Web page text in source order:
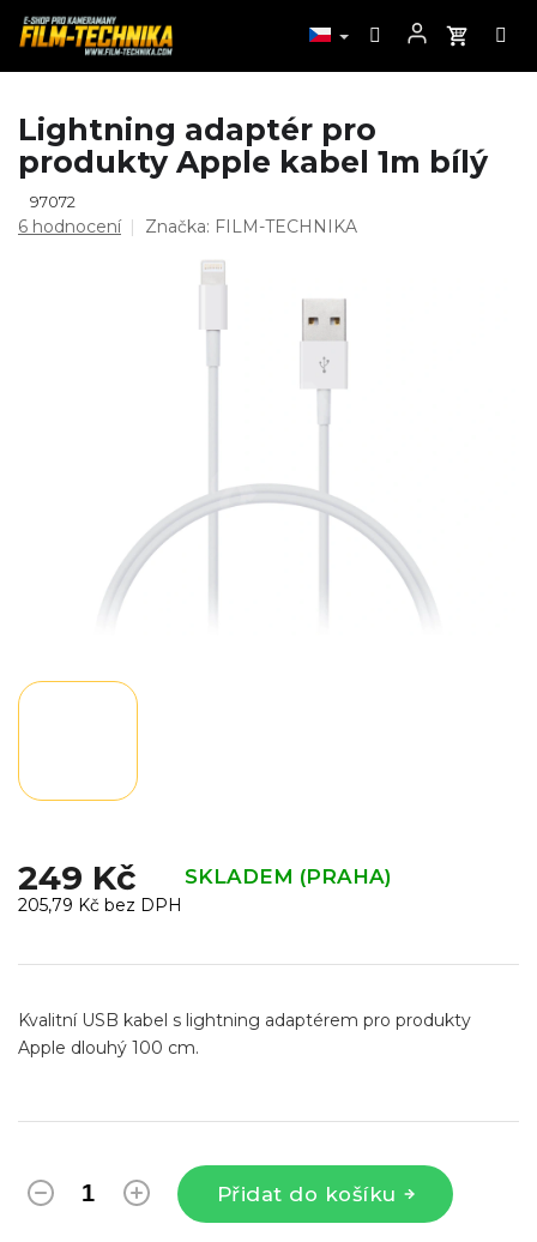
Přejít
obsah
Lightning adaptér pro
produkty Apple kabel 1m bílý
97072
Průměrné
6 hodnocení Značka: FILM-TECHNIKA
249 Kč SKLADEM (PRAHA)
205,79 Kč bez DPH
cena:
Přidat do košíku
Kvalitní USB kabel s lightning adaptérem pro produkty
Apple dlouhý 100 cm.